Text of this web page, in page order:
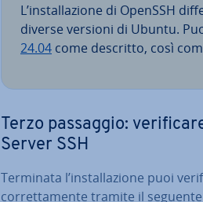
L’in­stal­la­zio­ne di OpenSSH
diverse versioni di Ubuntu.
24.04 come descritto, così
Terzo passaggio:
Server SSH
Terminata l’in­stal­la­zio­ne puoi
cor­ret­ta­men­te tramite il